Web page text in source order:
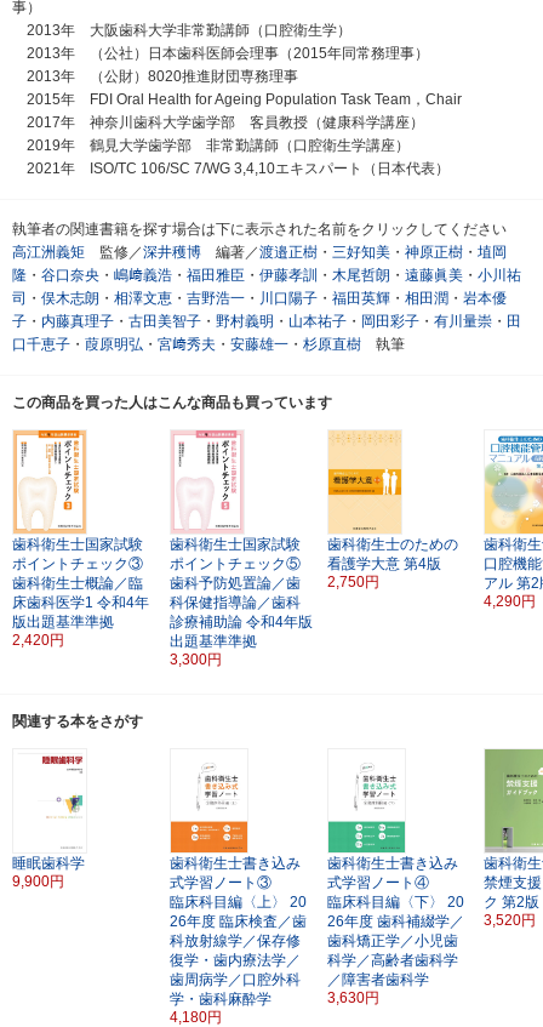
事）
2013年 大阪歯科大学非常勤講師（口腔衛生学）
2013年 （公社）日本歯科医師会理事（2015年同常務理事）
2013年 （公財）8020推進財団専務理事
2015年 FDI Oral Health for Ageing Population Task Team，Chair
2017年 神奈川歯科大学歯学部 客員教授（健康科学講座）
2019年 鶴見大学歯学部 非常勤講師（口腔衛生学講座）
2021年 ISO/TC 106/SC 7/WG 3,4,10エキスパート（日本代表）
執筆者の関連書籍を探す場合は下に表示された名前をクリックしてください
高江洲義矩 監修／深井穫博 編著／渡邉正樹 ・ 三好知美 ・ 神原正樹 ・ 埴岡
隆 ・ 谷口奈央 ・ 嶋﨑義浩 ・ 福田雅臣 ・ 伊藤孝訓 ・ 木尾哲朗 ・ 遠藤眞美 ・ 小川祐
司 ・ 俣木志朗 ・ 相澤文恵 ・ 吉野浩一 ・ 川口陽子 ・ 福田英輝 ・ 相田潤 ・ 岩本優
子 ・ 内藤真理子 ・ 古田美智子 ・ 野村義明 ・ 山本祐子 ・ 岡田彩子 ・ 有川量崇 ・ 田
口千恵子 ・ 葭原明弘 ・ 宮﨑秀夫 ・ 安藤雄一 ・ 杉原直樹 執筆
この商品を買った人はこんな商品も買っています
歯科衛生士国家試験
ポイントチェック③
歯科衛生士概論／臨
床歯科医学1 令和4年
版出題基準準拠
2,420円
歯科衛生士国家試験
ポイントチェック⑤
歯科予防処置論／歯
科保健指導論／歯科
診療補助論 令和4年版
出題基準準拠
3,300円
歯科衛生士のための
看護学大意 第4版
2,750円
歯科衛
口腔機
アル 第2
4,290円
関連する本をさがす
睡眠歯科学
9,900円
歯科衛生士書き込み
式学習ノート③
臨床科目編〈上〉
20
26年度 臨床検査／歯
科放射線学／保存修
復学・歯内療法学／
歯周病学／口腔外科
学・歯科麻酔学
4,180円
歯科衛生士書き込み
式学習ノート④
臨床科目編〈下〉
20
26年度 歯科補綴学／
歯科矯正学／小児歯
科学／高齢者歯科学
／障害者歯科学
3,630円
歯科衛
禁煙支
ク 第2版
3,520円